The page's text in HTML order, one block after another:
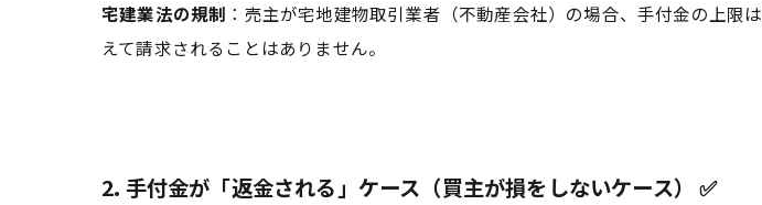
宅建業法の規制 ：売主が宅地建物取引業者（不動産会社）の場合、手付金の上限は
えて請求されることはありません。
2. 手付金が「返金される」ケース（買主が損をしないケース） ✅